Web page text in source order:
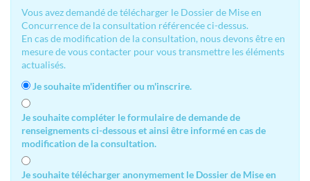
Vous avez demandé de télécharger le Dossier de Mise en
Concurrence de la consultation référencée ci-dessus.
En cas de modification de la consultation, nous devons être en
mesure de vous contacter pour vous transmettre les éléments
actualisés.
Je souhaite m'identifier ou m'inscrire.
Je souhaite compléter le formulaire de demande de
renseignements ci-dessous et ainsi être informé en cas de
modification de la consultation.
Je souhaite télécharger anonymement le Dossier de Mise en